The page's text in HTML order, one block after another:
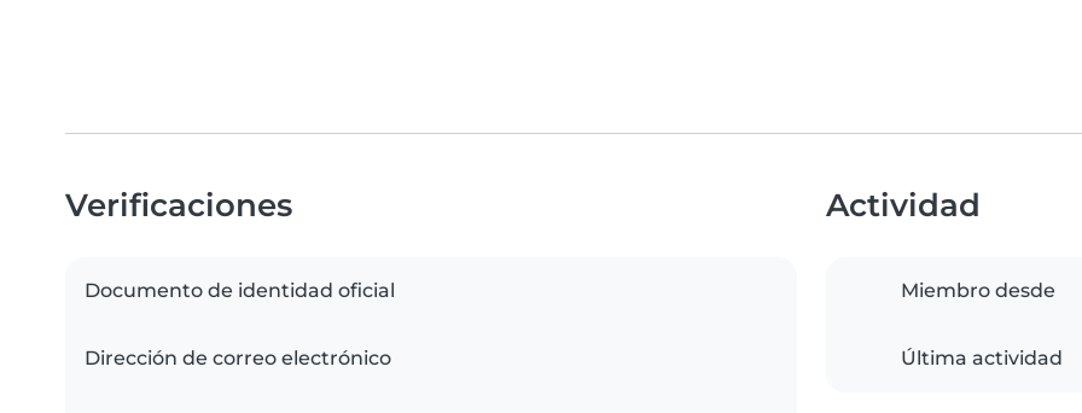
Verificaciones
Documento de identidad oficial
Dirección de correo electrónico
Actividad
Miembro desde
Última actividad